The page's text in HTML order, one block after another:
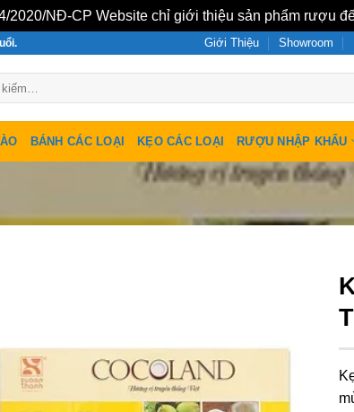
2020/NĐ-CP Website chỉ giới thiệu sản phẩm rượu
Giới Thiệu Showroom
BÁNH CÁC LOẠI KẸO CÁC LOẠI RƯỢU NHẬP KHẨU